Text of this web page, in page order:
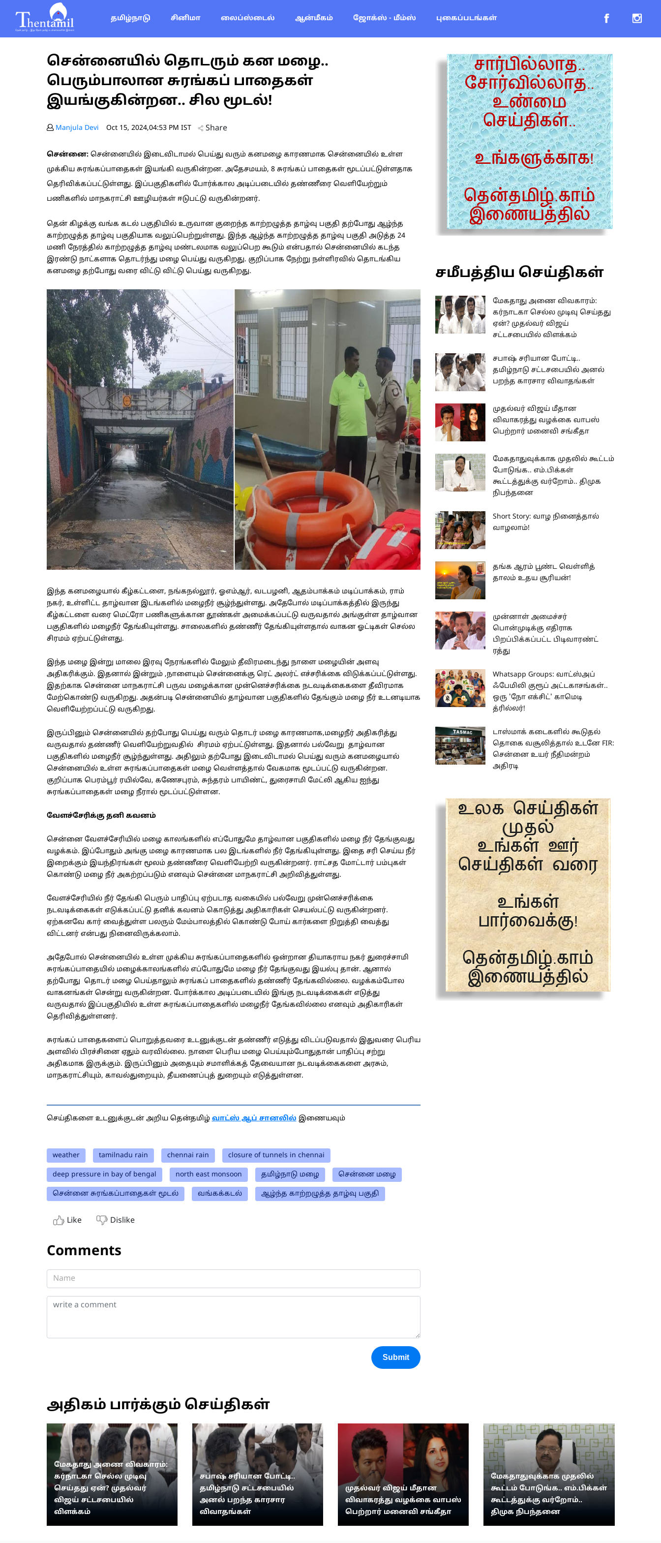
தமிழ்நாடு சினிமா லைப்ஸ்டைல் ஆன்மீகம் ஜோக்ஸ் - மீம்ஸ் புகைப்படங்கள்
சென்னையில் தொடரும் கன மழை..
பெரும்பாலான சுரங்கப் பாதைகள்
இயங்குகின்றன.. சில மூடல்!
Manjula Devi Oct 15, 2024,04:53 PM IST Share
சென்னை: சென்னையில் இடைவிடாமல் பெய்து வரும் கனமழை காரணமாக சென்னையில் உள்ள
முக்கிய சுரங்கப்பாதைகள் இயங்கி வருகின்றன. அதேசமயம், 8 சுரங்கப் பாதைகள் மூடப்பட்டுள்ளதாக
தெரிவிக்கப்பட்டுள்ளது. இப்பகுதிகளில் போர்க்கால அடிப்படையில் தண்ணீரை வெளியேற்றும்
பணிகளில் மாநகராட்சி ஊழியர்கள் ஈடுபட்டு வருகின்றனர்.
தென் கிழக்கு வங்க கடல் பகுதியில் உருவான குறைந்த காற்றழுத்த தாழ்வு பகுதி தற்போது ஆழ்ந்த
காற்றழுத்த தாழ்வு பகுதியாக வலுப்பெற்றுள்ளது. இந்த ஆழ்ந்த காற்றழுத்த தாழ்வு பகுதி அடுத்த 24
மணி நேரத்தில் காற்றழுத்த தாழ்வு மண்டலமாக வலுப்பெற கூடும் என்பதால் சென்னையில் கடந்த
இரண்டு நாட்களாக தொடர்ந்து மழை பெய்து வருகிறது. குறிப்பாக நேற்று நள்ளிரவில் தொடங்கிய
கனமழை தற்போது வரை விட்டு விட்டு பெய்து வருகிறது.
இந்த கனமழையால் கீழ்கட்டளை, நங்கநல்லூர், ஓஎம்ஆர், வடபழனி, ஆதம்பாக்கம் மடிப்பாக்கம், ராம்
நகர், உள்ளிட்ட தாழ்வான இடங்களில் மழைநீர் சூழ்ந்துள்ளது. அதேபோல் மடிப்பாக்கத்தில் இருந்து
கீழ்கட்டளை வரை மெட்ரோ பணிகளுக்கான தூண்கள் அமைக்கப்பட்டு வருவதால் அங்குள்ள தாழ்வான
பகுதிகளில் மழைநீர் தேங்கியுள்ளது. சாலைகளில் தண்ணீர் தேங்கியுள்ளதால் வாகன ஓட்டிகள் செல்ல
சிரமம் ஏற்பட்டுள்ளது.
இந்த மழை இன்று மாலை இரவு நேரங்களில் மேலும் தீவிரமடைந்து நாளை மழையின் அளவு
அதிகரிக்கும். இதனால் இன்றும் ,நாளையும் சென்னைக்கு ரெட் அலர்ட் எச்சரிக்கை விடுக்கப்பட்டுள்ளது.
இதற்காக சென்னை மாநகராட்சி பருவ மழைக்கான முன்னெச்சரிக்கை நடவடிக்கைகளை தீவிரமாக
மேற்கொண்டு வருகிறது. அதன்படி சென்னையில் தாழ்வான பகுதிகளில் தேங்கும் மழை நீர் உடனடியாக
வெளியேற்றப்பட்டு வருகிறது.
இருப்பினும் சென்னையில் தற்போது பெய்து வரும் தொடர் மழை காரணமாக,மழைநீர் அதிகரித்து
வருவதால் தண்ணீர் வெளியேற்றுவதில் சிரமம் ஏற்பட்டுள்ளது. இதனால் பல்வேறு தாழ்வான
பகுதிகளில் மழைநீர் சூழ்ந்துள்ளது. அதிலும் தற்போது இடைவிடாமல் பெய்து வரும் கனமழையால்
சென்னையில் உள்ள சுரங்கப்பாதைகள் மழை வெள்ளத்தால் வேகமாக மூடப்பட்டு வருகின்றன.
குறிப்பாக பெரம்பூர் ரயில்வே, கணேசபுரம், சுந்தரம் பாயிண்ட், துரைசாமி மேட்லி ஆகிய ஐந்து
சுரங்கப்பாதைகள் மழை நீரால் மூடப்பட்டுள்ளன.
வேளச்சேரிக்கு தனி கவனம்
சென்னை வேளச்சேரியில் மழை காலங்களில் எப்போதுமே தாழ்வான பகுதிகளில் மழை நீர் தேங்குவது
வழக்கம். இப்போதும் அங்கு மழை காரணமாக பல இடங்களில் நீர் தேங்கியுள்ளது. இதை சரி செய்ய நீர்
இறைக்கும் இயந்திரங்கள் மூலம் தண்ணீரை வெளியேற்றி வருகின்றனர். ராட்சத மோட்டார் பம்புகள்
கொண்டு மழை நீர் அகற்றப்படும் எனவும் சென்னை மாநகராட்சி அறிவித்துள்ளது.
வேளச்சேரியில் நீர் தேங்கி பெரும் பாதிப்பு ஏற்படாத வகையில் பல்வேறு முன்னெச்சரிக்கை
நடவடிக்கைகள் எடுக்கப்பட்டு தனிக் கவனம் கொடுத்து அதிகாரிகள் செயல்பட்டு வருகின்றனர்.
ஏற்கனவே கார் வைத்துள்ள பலரும் மேம்பாலத்தில் கொண்டு போய் கார்களை நிறுத்தி வைத்து
விட்டனர் என்பது நினைவிருக்கலாம்.
அதேபோல் சென்னையில் உள்ள முக்கிய சுரங்கப்பாதைகளில் ஒன்றான தியாகராய நகர் துரைச்சாமி
சுரங்கப்பாதையில் மழைக்காலங்களில் எப்போதுமே மழை நீர் தேங்குவது இயல்பு தான். ஆனால்
தற்போது தொடர் மழை பெய்தாலும் சுரங்கப் பாதைகளில் தண்ணீர் தேங்கவில்லை. வழக்கம்போல
வாகனங்கள் சென்று வருகின்றன. போர்க்கால அடிப்படையில் இங்கு நடவடிக்கைகள் எடுத்து
வருவதால் இப்பகுதியில் உள்ள சுரங்கப்பாதைகளில் மழைநீர் தேங்கவில்லை எனவும் அதிகாரிகள்
தெரிவித்துள்ளனர்.
சுரங்கப் பாதைகளைப் பொறுத்தவரை உடனுக்குடன் தண்ணீர் எடுத்து விடப்படுவதால் இதுவரை பெரிய
அளவில் பிரச்சினை ஏதும் வரவில்லை. நாளை பெரிய மழை பெய்யும்போதுதான் பாதிப்பு சற்று
அதிகமாக இருக்கும். இருப்பினும் அதையும் சமாளிக்கத் தேவையான நடவடிக்கைகளை அரசும்,
மாநகராட்சியும், காவல்துறையும், தீயணைப்புத் துறையும் எடுத்துள்ளன.
செய்திகளை உடனுக்குடன் அறிய தென்தமிழ் வாட்ஸ் ஆப் சானலில் இணையவும்
weather tamilnadu rain chennai rain closure of tunnels in chennai
deep pressure in bay of bengal north east monsoon தமிழ்நாடு மழை சென்னை மழை
சென்னை சுரங்கப்பாதைகள் மூடல் வங்கக்கடல் ஆழ்ந்த காற்றழுத்த தாழ்வு பகுதி
Like Dislike
Comments
Submit
சமீபத்திய செய்திகள்
மேகதாது அணை விவகாரம்:
கர்நாடகா செல்ல முடிவு செய்தது
ஏன்? முதல்வர் விஜய்
சட்டசபையில் விளக்கம்
சபாஷ் சரியான போட்டி..
தமிழ்நாடு சட்டசபையில் அனல்
பறந்த காரசார விவாதங்கள்
முதல்வர் விஜய் மீதான
விவாகரத்து வழக்கை வாபஸ்
பெற்றார் மனைவி சங்கீதா
மேகதாதுவுக்காக முதலில் கூட்டம்
போடுங்க.. எம்.பிக்கள்
கூட்டத்துக்கு வர்றோம்.. திமுக
நிபந்தனை
Short Story: வாழ நினைத்தால்
வாழலாம்!
தங்க ஆரம் பூண்ட வெள்ளித்
தாலம் உதய சூரியன்!
முன்னாள் அமைச்சர்
பொன்முடிக்கு எதிராக
பிறப்பிக்கப்பட்ட பிடிவாரண்ட்
ரத்து
Whatsapp Groups: வாட்ஸ்அப்
ஃபேமிலி குரூப் அட்டகாசங்கள்..
ஒரு 'நோ எக்சிட்' காமெடி
த்ரில்லர்!
டாஸ்மாக் கடைகளில் கூடுதல்
தொகை வசூலித்தால் உடனே FIR:
சென்னை உயர் நீதிமன்றம்
அதிரடி
அதிகம் பார்க்கும் செய்திகள்
மேகதாது அணை விவகாரம்:
கர்நாடகா செல்ல முடிவு
செய்தது ஏன்? முதல்வர்
விஜய் சட்டசபையில்
விளக்கம்
சபாஷ் சரியான போட்டி..
தமிழ்நாடு சட்டசபையில்
அனல் பறந்த காரசார
விவாதங்கள்
முதல்வர் விஜய் மீதான
விவாகரத்து வழக்கை வாபஸ்
பெற்றார் மனைவி சங்கீதா
மேகதாதுவுக்காக முதலில்
கூட்டம் போடுங்க.. எம்.பிக்கள்
கூட்டத்துக்கு வர்றோம்..
திமுக நிபந்தனை